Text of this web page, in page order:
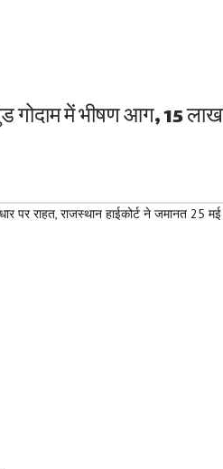
गोदाम में भीषण आग, 15